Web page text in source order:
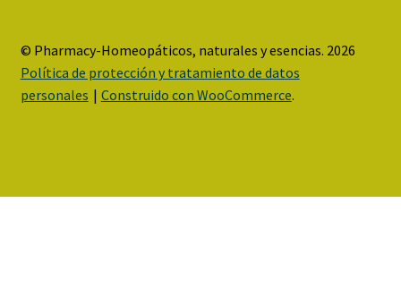
© Pharmacy-Homeopáticos, naturales y esencias. 2026
Política de protección y tratamiento de datos
personales
Construido con WooCommerce.